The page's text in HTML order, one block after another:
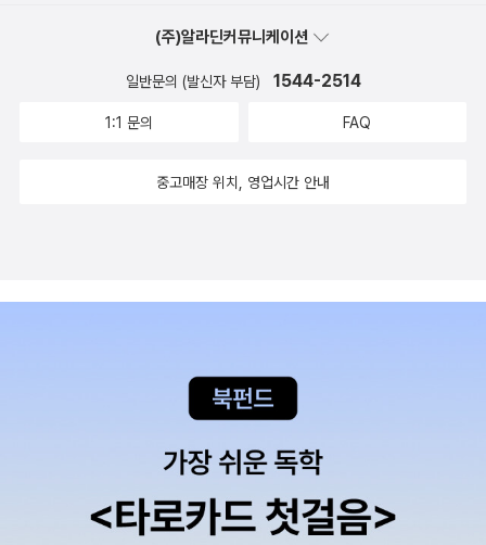
(주)알라딘커뮤니케이션
일반문의 (발신자 부담) 1544-2514
1:1 문의 FAQ
중고매장 위치, 영업시간 안내